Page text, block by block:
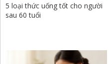
5 loại thức uống tốt cho người
sau 60 tuổi